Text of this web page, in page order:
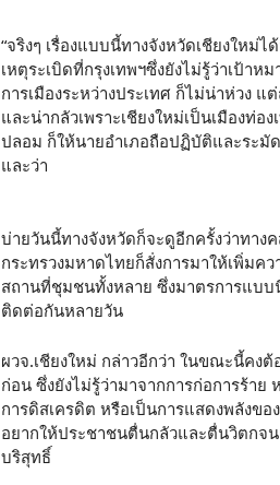
“จริงๆ เรื่องแบบนี้ทางจังหวัดเชียงใหม่
เหตุระเบิดที่กรุงเทพฯซึ่งยังไม่รู้ว่าเป้าห
การเมืองระหว่างประเทศ ก็ไม่น่าห่วง
และน่ากลัวเพราะเชียงใหม่เป็นเมืองท่อ
ปลอม ก็ให้นายอำเภอถือปฏิบัติและระมั
และว่า
บ่ายวันนี้ทางจังหวัดก็จะดูอีกครั้งว่าทาง
กระทรวงมหาดไทยก็สั่งการมาให้เพิ่ม
สถานที่ชุมชนทั้งหลาย ซึ่งมาตรการแบบ
ติดต่อกันหลายวัน
ผวจ.เชียงใหม่ กล่าวอีกว่า ในขณะนี้คงต้
ก่อน ซึ่งยังไม่รู้ว่ามาจากการก่อการร้าย
การดิสเครดิต หรือเป็นการแสดงพลังข
อยากให้ประชาชนตื่นกลัวและตื่นวิตกจ
บริสุทธิ์